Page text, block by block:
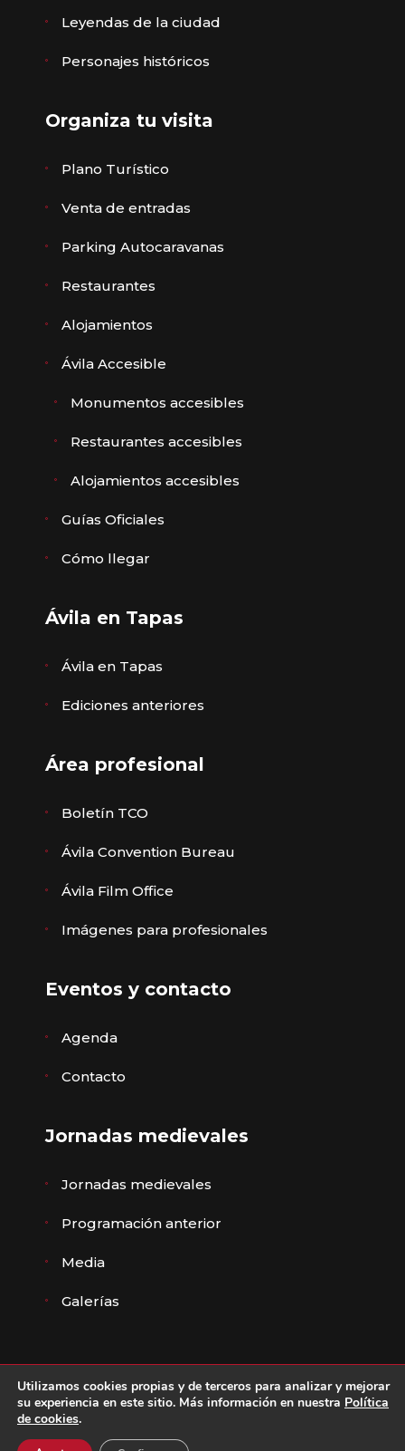
Leyendas de la ciudad
Personajes históricos
Organiza tu visita
Plano Turístico
Venta de entradas
Parking Autocaravanas
Restaurantes
Alojamientos
Ávila Accesible
Monumentos accesibles
Restaurantes accesibles
Alojamientos accesibles
Guías Oficiales
Cómo llegar
Ávila en Tapas
Ávila en Tapas
Ediciones anteriores
Área profesional
Boletín TCO
Ávila Convention Bureau
Ávila Film Office
Imágenes para profesionales
Eventos y contacto
Agenda
Contacto
Jornadas medievales
Jornadas medievales
Programación anterior
Media
Galerías
© Ayuntamiento de Ávila ·Aviso legal,Política de
privacidad
Utilizamos cookies propias y de terceros para analizar y mejorar
su experiencia en este sitio. Más información en nuestra Política
de cookies.